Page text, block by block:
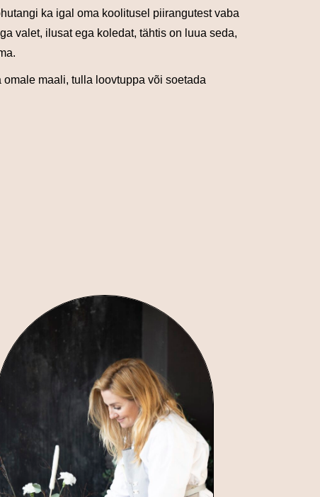
ka igal oma koolitusel piirangutest vaba
valet, ilusat ega koledat, tähtis on luua seda,
maali, tulla loovtuppa või soetada